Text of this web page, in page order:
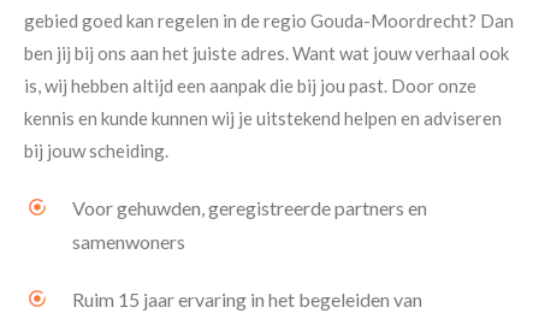
gebied goed kan regelen in de regio Gouda-Moordrecht? Dan
ben jij bij ons aan het juiste adres. Want wat jouw verhaal ook
is, wij hebben altijd een aanpak die bij jou past. Door onze
kennis en kunde kunnen wij je uitstekend helpen en adviseren
bij jouw scheiding.
Voor gehuwden, geregistreerde partners en
samenwoners
Ruim 15 jaar ervaring in het begeleiden van